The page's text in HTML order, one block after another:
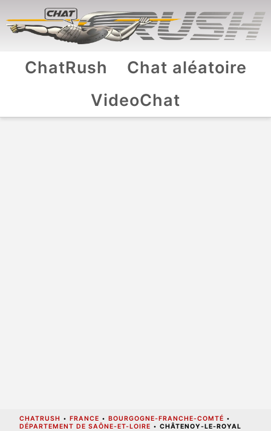
ChatRush
Chat aléatoire
VideoChat
CHATRUSH • FRANCE • BOURGOGNE-FRANCHE-COMTÉ •
DÉPARTEMENT DE SAÔNE-ET-LOIRE • CHÂTENOY-LE-ROYAL